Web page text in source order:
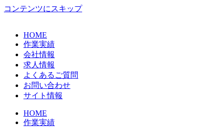
コンテンツにスキップ
HOME
作業実績
会社情報
求人情報
よくあるご質問
お問い合わせ
サイト情報
HOME
作業実績